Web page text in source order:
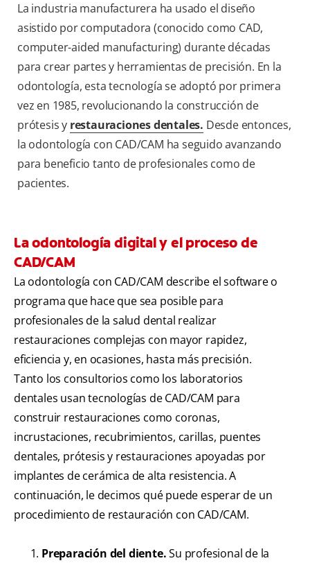
La industria manufacturera ha usado el diseño
asistido por computadora (conocido como CAD,
computer-aided manufacturing) durante décadas
para crear partes y herramientas de precisión. En la
odontología, esta tecnología se adoptó por primera
vez en 1985, revolucionando la construcción de
prótesis y restauraciones dentales. Desde entonces,
la odontología con CAD/CAM ha seguido avanzando
para beneficio tanto de profesionales como de
pacientes.
La odontología digital y el proceso de
CAD/CAM
La odontología con CAD/CAM describe el software o
programa que hace que sea posible para
profesionales de la salud dental realizar
restauraciones complejas con mayor rapidez,
eficiencia y, en ocasiones, hasta más precisión.
Tanto los consultorios como los laboratorios
dentales usan tecnologías de CAD/CAM para
construir restauraciones como coronas,
incrustaciones, recubrimientos, carillas, puentes
dentales, prótesis y restauraciones apoyadas por
implantes de cerámica de alta resistencia. A
continuación, le decimos qué puede esperar de un
procedimiento de restauración con CAD/CAM.
Preparación del diente.Su profesional de la